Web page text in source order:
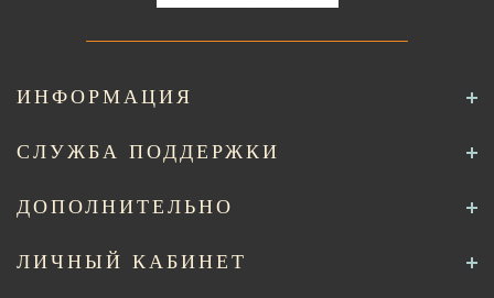
ИНФОРМАЦИЯ
СЛУЖБА ПОДДЕРЖКИ
ДОПОЛНИТЕЛЬНО
ЛИЧНЫЙ КАБИНЕТ